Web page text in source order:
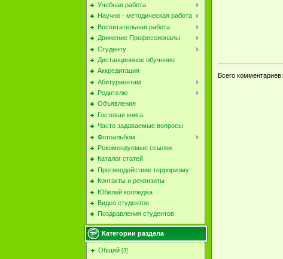
Учебная работа
Научно - методическая работа
Воспитательная работа
Движение Профессионалы
Студенту
Дистанционное обучение
Аккредитация
Абитуриентам
Родителю
Объявления
Гостевая книга
Часто задаваемые вопросы
Фотоальбом
Рекомендуемые ссылки.
Каталог статей
Противодействие терроризму
Контакты и реквизиты
Юбилей колледжа
Видео студентов
Поздравления студентов
Категории раздела
Общий [3]
Всего комментариев: